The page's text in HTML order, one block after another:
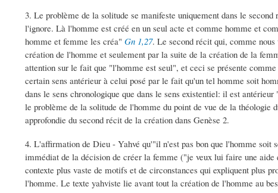
3. Le problème de la solitude se manifeste uniquement dans le
l'ignore. Là l'homme est créé en un seul acte et comme homme et
homme et femme les créa" Gn 1,27. Le second récit qui, comme
création de l'homme et seulement par la suite de la création de la
attention sur le fait que "l'homme est seul", et ceci se présente
certain sens antérieur à celui posé par le fait qu'un tel homme soit
dans le sens chronologique que dans le sens existentiel: il est
le problème de la solitude de l'homme du point de vue de la théologie
approfondie du second récit de la création dans Genèse 2.
4. L'affirmation de Dieu - Yahvé qu'"il n'est pas bon que l'homme soit
immédiat de la décision de créer la femme ("je veux lui faire une
contexte plus vaste de motifs et de circonstances qui expliquent plus
l'homme. Le texte yahviste lie avant tout la création de l'homme au